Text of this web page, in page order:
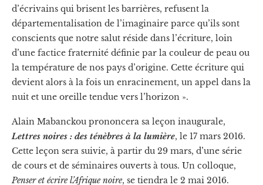
d’écrivains qui brisent les barrières, refusent la
départementalisation de l’imaginaire parce qu’ils sont
conscients que notre salut réside dans l’écriture, loin
d’une factice fraternité définie par la couleur de peau ou
la température de nos pays d’origine. Cette écriture qui
devient alors à la fois un enracinement, un appel dans la
nuit et une oreille tendue vers l’horizon ».
Alain Mabanckou prononcera sa leçon inaugurale,
Lettres noires : des ténèbres à la lumière, le 17 mars 2016.
Cette leçon sera suivie, à partir du 29 mars, d’une série
de cours et de séminaires ouverts à tous. Un colloque,
Penser et écrire l’Afrique noire, se tiendra le 2 mai 2016.